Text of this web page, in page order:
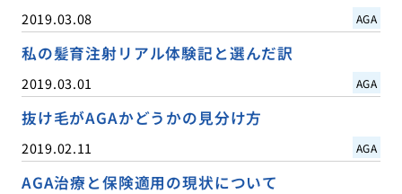
2019.03.08 AGA
私の髪育注射リアル体験記と選んだ訳
2019.03.01 AGA
抜け毛がAGAかどうかの見分け方
2019.02.11 AGA
AGA治療と保険適用の現状について